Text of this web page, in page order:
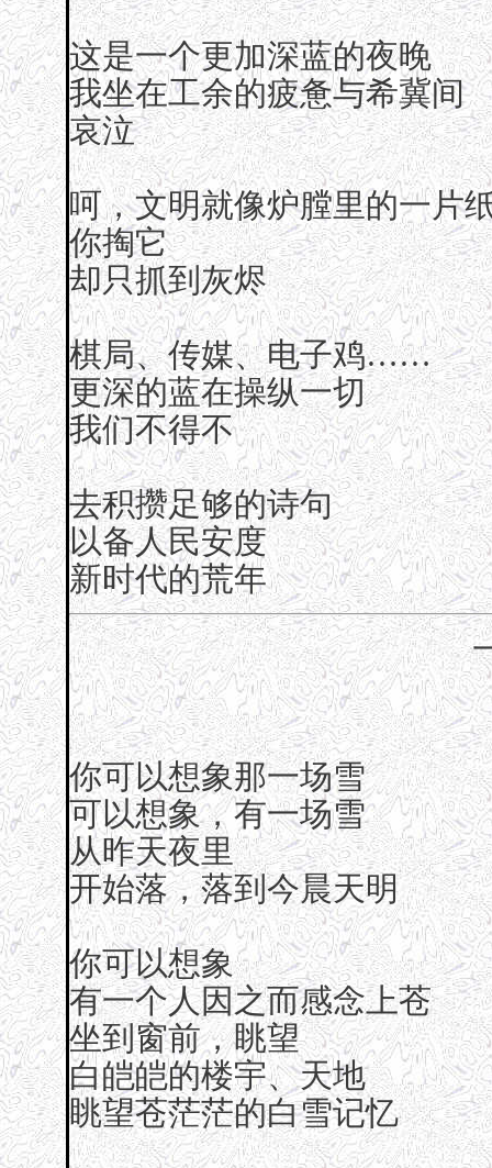
这是一个更加深蓝的夜晚
我坐在工余的疲惫与希冀间
哀泣
呵，文明就像炉膛里的一片
你掏它
却只抓到灰烬
棋局、传媒、电子鸡……
更深的蓝在操纵一切
我们不得不
去积攒足够的诗句
以备人民安度
新时代的荒年
你可以想象那一场雪
可以想象，有一场雪
从昨天夜里
开始落，落到今晨天明
你可以想象
有一个人因之而感念上苍
坐到窗前，眺望
白皑皑的楼宇、天地
眺望苍茫茫的白雪记忆